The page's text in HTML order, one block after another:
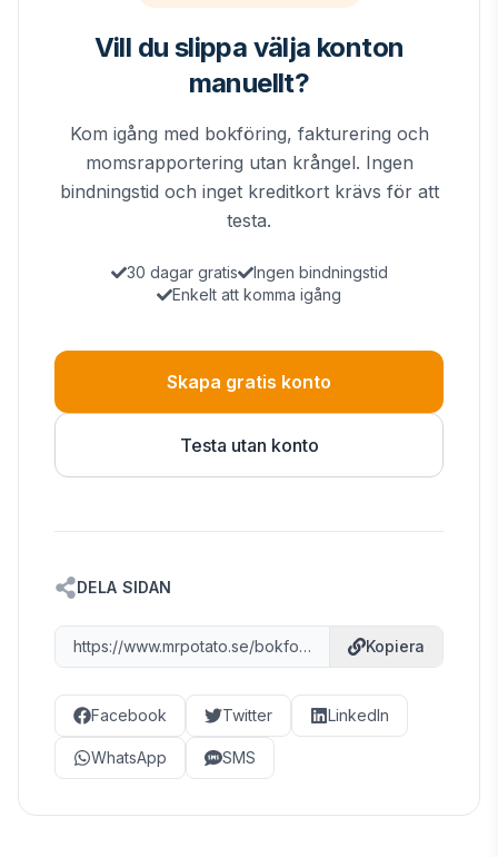
Vill du slippa välja konton
manuellt?
Kom igång med bokföring, fakturering och
momsrapportering utan krångel. Ingen
bindningstid och inget kreditkort krävs för att
testa.
30 dagar gratis
Ingen bindningstid
Enkelt att komma igång
Skapa gratis konto
Testa utan konto
DELA SIDAN
https://www.mrpotato.se/bokfora-konton Kopiera
Facebook Twitter LinkedIn
WhatsApp SMS